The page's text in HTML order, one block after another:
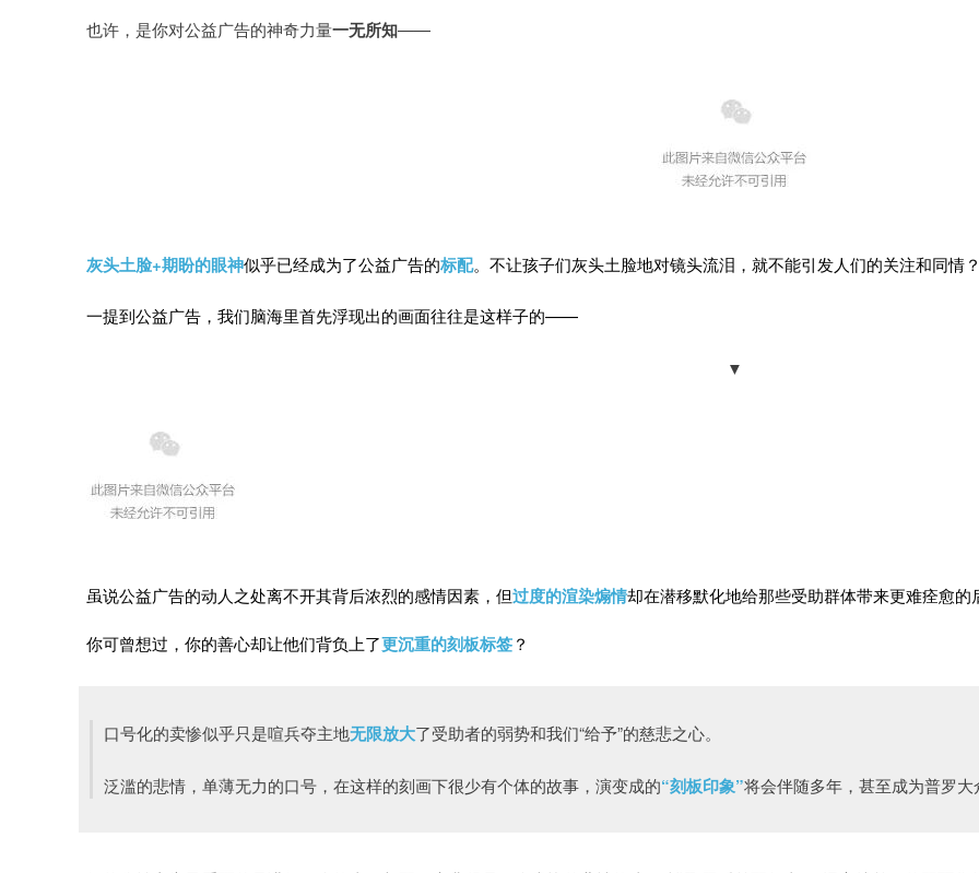
也许，是你对公益广告的神奇力量一无所知——
灰头土脸+期盼的眼神似乎已经成为了公益广告的标配。不让孩子们灰头土脸地对镜头流泪，就不能引发人们的关注和同情？
一提到公益广告，我们脑海里首先浮现出的画面往往是这样子的——
▼
虽说公益广告的动人之处离不开其背后浓烈的感情因素，但过度的渲染煽情却在潜移默化地给那些受助群体带来更难痊愈的
你可曾想过，你的善心却让他们背负上了更沉重的刻板标签？
口号化的卖惨似乎只是喧兵夺主地无限放大了受助者的弱势和我们“给予”的慈悲之心。
泛滥的悲情，单薄无力的口号，在这样的刻画下很少有个体的故事，演变成的“刻板印象”将会伴随多年，甚至成为普罗大